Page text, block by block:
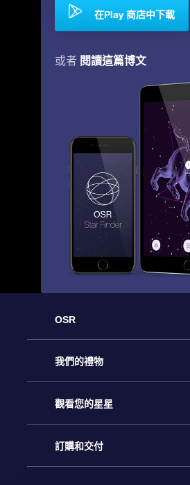
在Play 商店中下載
或者 閱讀這篇博文
OSR
客戶服務
聯繫我們
博客
我們的禮物
Online Star禮物
OSR禮物包
觀看您的星星
星星注册
訂購和交付